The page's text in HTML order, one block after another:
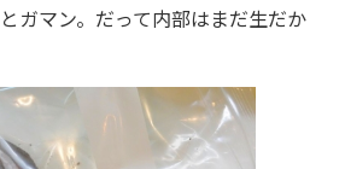
ガマン。だって内部はまだ生だか